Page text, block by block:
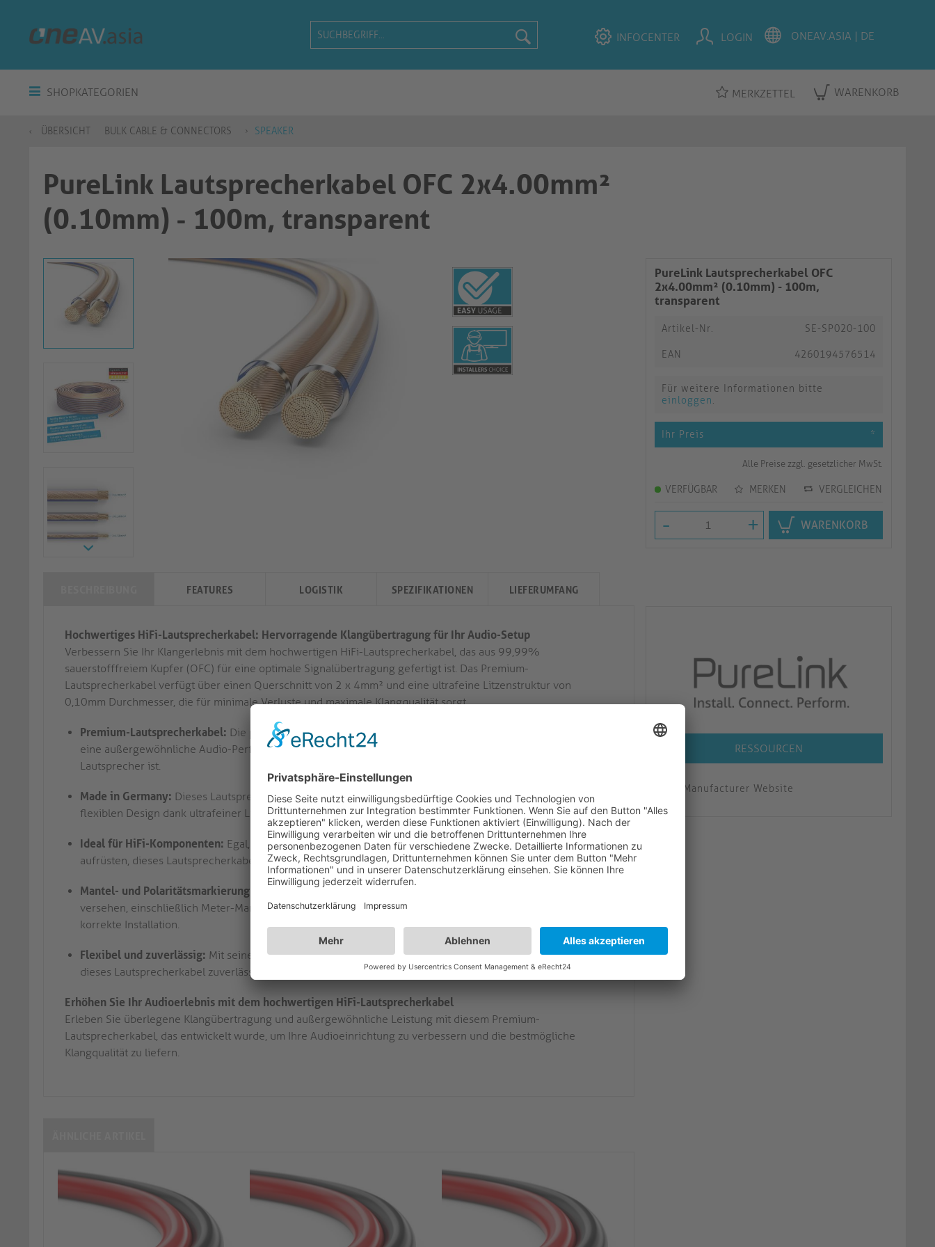
INFOCENTER LOGIN
SHOPKATEGORIEN MERKZETTEL WARENKORB
ÜBERSICHT BULK CABLE & CONNECTORS SPEAKER
PureLink Lautsprecherkabel OFC 2x4.00mm²
(0.10mm) - 100m, transparent
PureLink Lautsprecherkabel OFC
2x4.00mm² (0.10mm) - 100m,
transparent
Artikel-Nr. SE-SP020-100
EAN 4260194576514
Für weitere Informationen bitte
einloggen.
Ihr Preis *
Alle Preise zzgl. gesetzlicher MwSt.
VERFÜGBAR MERKEN VERGLEICHEN
- + WARENKORB
RESSOURCEN
Manufacturer Website
FEATURES LOGISTIK SPEZIFIKATIONEN LIEFERUMFANG
Hochwertiges HiFi-Lautsprecherkabel: Hervorragende Klangübertragung für Ihr Audio-Setup
Verbessern Sie Ihr Klangerlebnis mit dem hochwertigen HiFi-Lautsprecherkabel, das aus 99,99%
sauerstofffreiem Kupfer (OFC) für eine optimale Signalübertragung gefertigt ist. Das Premium-
Lautsprecherkabel verfügt über einen Querschnitt von 2 x 4mm² und eine ultrafeine Litzenstruktur von
0,10mm Durchmesser, die für minimale Verluste und maximale Klangqualität sorgt.
Premium-Lautsprecherkabel: Die perfekte Kombination aus Materialien und Design ergibt ein Kabel, das
eine außergewöhnliche Audio-Performance liefert und damit ideal für Verstärker, Endstufen und
Lautsprecher ist.
Made in Germany: Dieses Lautsprecherkabel ist ein Zeugnis deutscher Ingenieurskunst, mit einem extrem
flexiblen Design dank ultrafeiner Litzen und flexibler Kabelummantelung.
Ideal für HiFi-Komponenten: Egal, ob Sie ein neues Audiosystem einrichten oder Ihr bestehendes System
aufrüsten, dieses Lautsprecherkabel ist die perfekte Wahl, um die beste Klangqualität zu erreichen.
Mantel- und Polaritätsmarkierung:
Das Kabel ist mit klaren Markierungen für eine einfache Montage
versehen, einschließlich Meter-Markierungen für präzise Messungen und Polaritätsmarkierungen für eine
korrekte Installation.
Flexibel und zuverlässig: Mit seiner langlebigen Konstruktion und den hochwertigen Materialien bietet
dieses Lautsprecherkabel zuverlässige Leistung und Flexibilität für alle Ihre Audioanforderungen.
Erhöhen Sie Ihr Audioerlebnis mit dem hochwertigen HiFi-Lautsprecherkabel
Erleben Sie überlegene Klangübertragung und außergewöhnliche Leistung mit diesem Premium-
Lautsprecherkabel, das entwickelt wurde, um Ihre Audioeinrichtung zu verbessern und die bestmögliche
Klangqualität zu liefern.